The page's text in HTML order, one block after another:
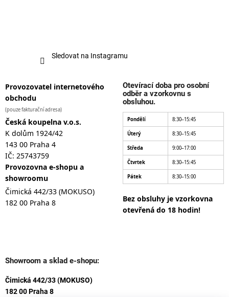
Sledovat na Instagramu
Provozovatel internetového
obchodu
(pouze fakturační adresa)
Česká koupelna v.o.s.
K dolům 1924/42
143 00 Praha 4
IČ: 25743759
Provozovna e-shopu a
showroomu
Čimická 442/33 (MOKUSO)
182 00 Praha 8
Otevírací doba pro osobní
odběr a vzorkovnu s
obsluhou.
Pondělí 8:30–15:45
Úterý 8:30–15:45
Středa 9:00–17:00
Čtvrtek 8:30–15:45
Pátek 8:30–15:00
Bez obsluhy je vzorkovna
otevřená do 18 hodin!
Showroom a sklad e-shopu:
Čimická 442/33 (MOKUSO)
182 00 Praha 8